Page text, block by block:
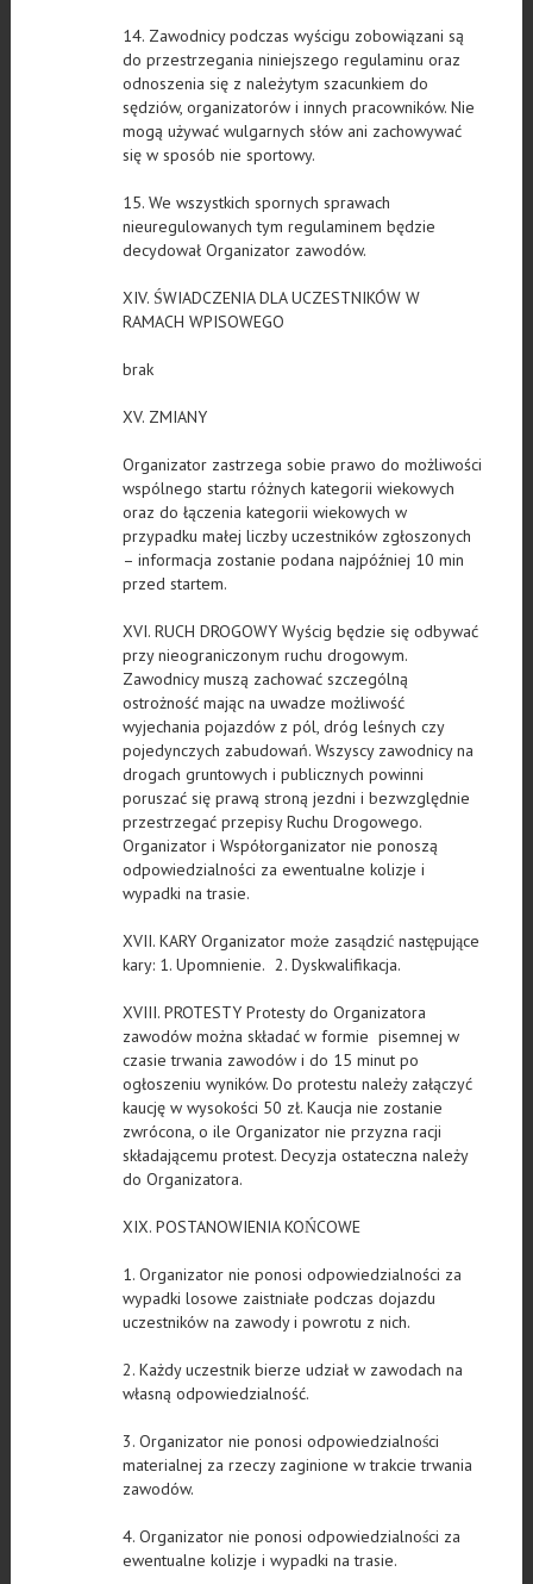
14. Zawodnicy podczas wyścigu zobowiązani są
do przestrzegania niniejszego regulaminu oraz
odnoszenia się z należytym szacunkiem do
sędziów, organizatorów i innych pracowników. Nie
mogą używać wulgarnych słów ani zachowywać
się w sposób nie sportowy.
15. We wszystkich spornych sprawach
nieuregulowanych tym regulaminem będzie
decydował Organizator zawodów.
XIV. ŚWIADCZENIA DLA UCZESTNIKÓW W
RAMACH WPISOWEGO
brak
XV. ZMIANY
Organizator zastrzega sobie prawo do możliwości
wspólnego startu różnych kategorii wiekowych
oraz do łączenia kategorii wiekowych w
przypadku małej liczby uczestników zgłoszonych
– informacja zostanie podana najpóźniej 10 min
przed startem.
XVI. RUCH DROGOWY Wyścig będzie się odbywać
przy nieograniczonym ruchu drogowym.
Zawodnicy muszą zachować szczególną
ostrożność mając na uwadze możliwość
wyjechania pojazdów z pól, dróg leśnych czy
pojedynczych zabudowań. Wszyscy zawodnicy na
drogach gruntowych i publicznych powinni
poruszać się prawą stroną jezdni i bezwzględnie
przestrzegać przepisy Ruchu Drogowego.
Organizator i Współorganizator nie ponoszą
odpowiedzialności za ewentualne kolizje i
wypadki na trasie.
XVII. KARY Organizator może zasądzić następujące
kary: 1. Upomnienie. 2. Dyskwalifikacja.
XVIII. PROTESTY Protesty do Organizatora
zawodów można składać w formie pisemnej w
czasie trwania zawodów i do 15 minut po
ogłoszeniu wyników. Do protestu należy załączyć
kaucję w wysokości 50 zł. Kaucja nie zostanie
zwrócona, o ile Organizator nie przyzna racji
składającemu protest. Decyzja ostateczna należy
do Organizatora.
XIX. POSTANOWIENIA KOŃCOWE
1. Organizator nie ponosi odpowiedzialności za
wypadki losowe zaistniałe podczas dojazdu
uczestników na zawody i powrotu z nich.
2. Każdy uczestnik bierze udział w zawodach na
własną odpowiedzialność.
3. Organizator nie ponosi odpowiedzialności
materialnej za rzeczy zaginione w trakcie trwania
zawodów.
4. Organizator nie ponosi odpowiedzialności za
ewentualne kolizje i wypadki na trasie.